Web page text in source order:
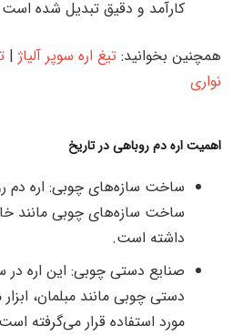
کارآمد و دقیق تبدیل شده
همچنین بخوانید: تیغ اره‌ سوپر آلیاژ |
نواری
اهمیت اره دم روباهی در تاریخ
ساخت سازه‌های چوبی: اره دم
ساخت سازه‌های چوبی مانند
داشته است.
صنایع دستی چوبی: این اره در
دستی چوبی مانند مبلمان،
مورد استفاده قرار می‌گرفته